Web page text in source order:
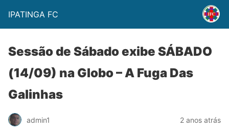
IPATINGA FC
Sessão de Sábado exibe SÁBADO
(14/09) na Globo – A Fuga Das
Galinhas
admin1 2 anos atrás